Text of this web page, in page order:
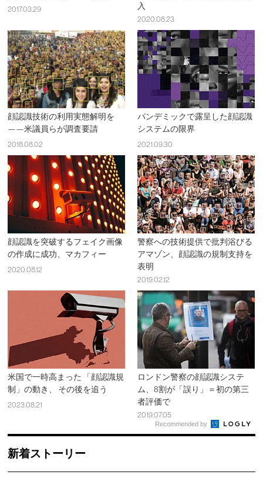
2017.03.29
入
2020.08.23
顔認識技術の利用実態解明を
——米議員らが調査要請
2018.08.02
パンデミックで露呈した顔認識
システムの限界
2021.09.30
顔認識を突破するフェイク画像
の作成に成功、マカフィー
2020.08.12
警察への技術提供で批判浴びる
アマゾン、顔認識の規制支持を
表明
2019.02.12
米国で一時高まった 「顔認識規
制」の動き、 その後を追う
2023.08.21
ロンドン警察の顔認識システ
ム、8割が「誤り」＝初の第三
者評価で
2019.07.05
Recommended by
新着ストーリー